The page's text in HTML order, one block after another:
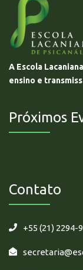
A Escola
ensino e
Próximos
Contato
+55 (21) 2294-